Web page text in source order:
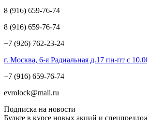
8 (916) 659-76-74
8 (916) 659-76-74
+7 (926) 762-23-24
г. Москва, 6-я Радиальная д.17 пн-пт с
+7 (916) 659-76-74
evrolock@mail.ru
Подписка на новости
Будьте в курсе новых акций и